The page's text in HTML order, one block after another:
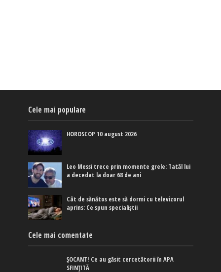
Cele mai populare
HOROSCOP 10 august 2026
Leo Messi trece prin momente grele: Tatăl lui
a decedat la doar 68 de ani
Cât de sănătos este să dormi cu televizorul
aprins: Ce spun specialiștii
Cele mai comentate
ȘOCANT! Ce au găsit cercetătorii în APA
SFINȚITĂ